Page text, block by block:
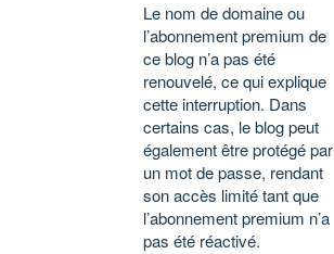
Le nom de domaine ou
l’abonnement premium de
ce blog n’a pas été
renouvelé, ce qui explique
cette interruption. Dans
certains cas, le blog peut
également être protégé par
un mot de passe, rendant
son accès limité tant que
l’abonnement premium n’a
pas été réactivé.